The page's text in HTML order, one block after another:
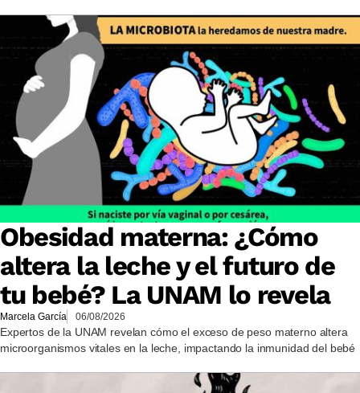
Obesidad materna: ¿Cómo
altera la leche y el futuro de
tu bebé? La UNAM lo revela
Marcela García 06/08/2026
Expertos de la UNAM revelan cómo el exceso de peso materno altera
microorganismos vitales en la leche, impactando la inmunidad del bebé